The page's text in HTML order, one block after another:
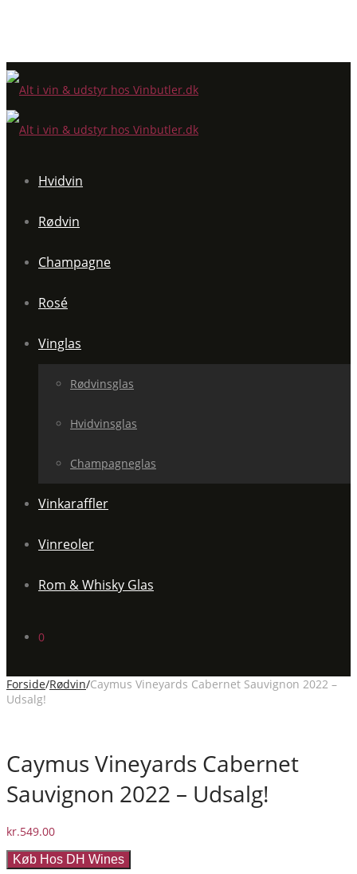
Hvidvin
Rødvin
Champagne
Rosé
Vinglas
Rødvinsglas
Hvidvinsglas
Champagneglas
Vinkaraffler
Vinreoler
Rom & Whisky Glas
0
Forside/Rødvin/Caymus Vineyards Cabernet Sauvignon 2022 –
Udsalg!
Caymus Vineyards Cabernet
Sauvignon 2022 – Udsalg!
kr.549.00
Køb Hos DH Wines